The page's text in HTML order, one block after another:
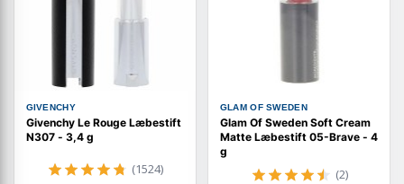
GIVENCHY
Givenchy Le Rouge Læbestift
N307 - 3,4 g
(1524)
GLAM OF SWEDEN
Glam Of Sweden Soft Cream
Matte Læbestift 05-Brave - 4
g
(2)